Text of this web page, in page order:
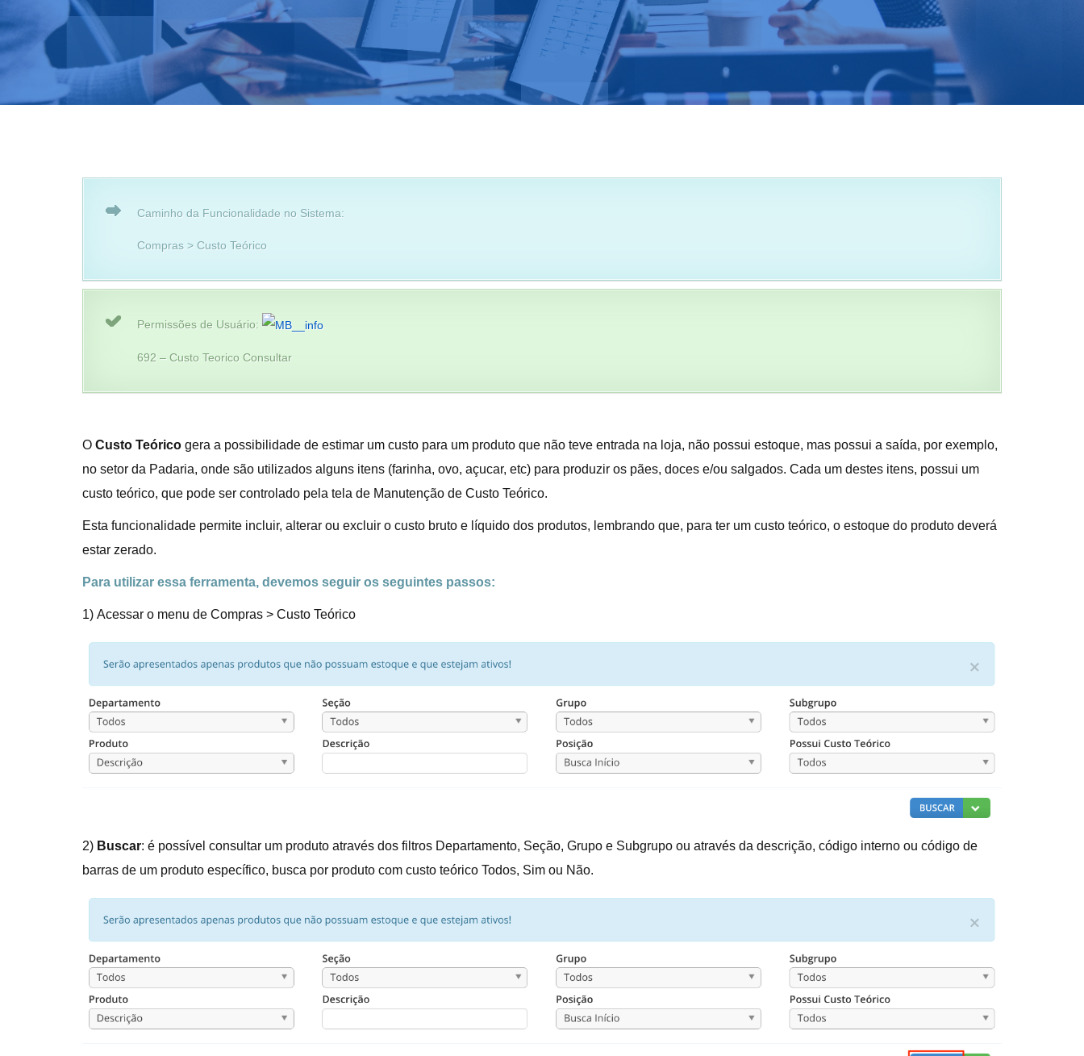
Caminho da Funcionalidade no Sistema:
Compras > Custo Teórico
Permissões de Usuário:
692 – Custo Teorico Consultar
O Custo Teórico gera a possibilidade de estimar um custo para um produto que não teve entrada na loja, não possui estoque, mas possui a saída, por exemplo,
no setor da Padaria, onde são utilizados alguns itens (farinha, ovo, açucar, etc) para produzir os pães, doces e/ou salgados. Cada um destes itens, possui um
custo teórico, que pode ser controlado pela tela de Manutenção de Custo Teórico.
Esta funcionalidade permite incluir, alterar ou excluir o custo bruto e líquido dos produtos, lembrando que, para ter um custo teórico, o estoque do produto deverá
estar zerado.
Para utilizar essa ferramenta, devemos seguir os seguintes passos:
1) Acessar o menu de Compras > Custo Teórico
2) Buscar: é possível consultar um produto através dos filtros Departamento, Seção, Grupo e Subgrupo ou através da descrição, código interno ou código de
barras de um produto específico, busca por produto com custo teórico Todos, Sim ou Não.